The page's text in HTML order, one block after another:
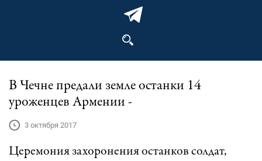
В Чечне предали земле останки 14
уроженцев Армении -
3 октября 2017
Церемония захоронения останков солдат,